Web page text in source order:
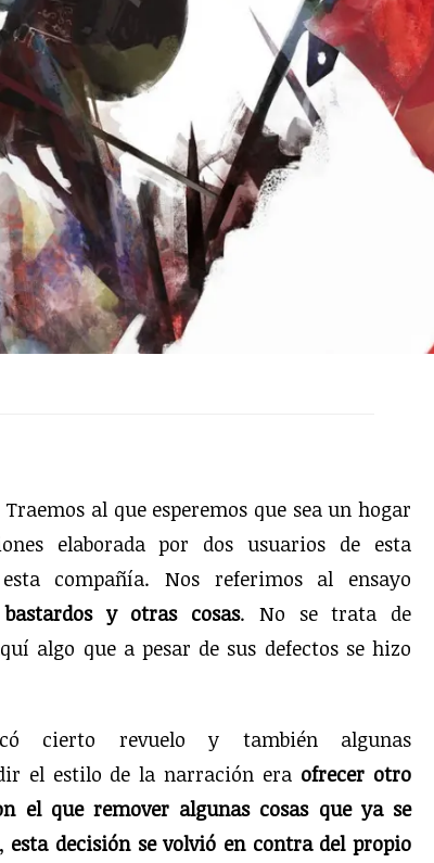
al que esperemos que sea un hogar
elaborada por dos usuarios de esta
compañía. Nos referimos al ensayo
y otras cosas. No se trata de
algo que a pesar de sus defectos se hizo
cierto revuelo y también algunas
el estilo de la narración era ofrecer otro
el que remover algunas cosas que ya se
esta decisión se volvió en contra del propio